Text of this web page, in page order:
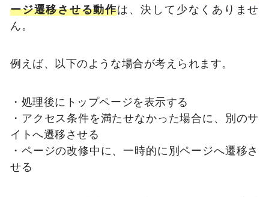
ージ遷移させる動作は、決して少なくありませ
ん。
例えば、以下のような場合が考えられます。
・処理後にトップページを表示する
・アクセス条件を満たせなかった場合に、別のサ
イトへ遷移させる
・ページの改修中に、一時的に別ページへ遷移さ
せる